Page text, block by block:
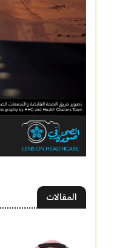
المقالات